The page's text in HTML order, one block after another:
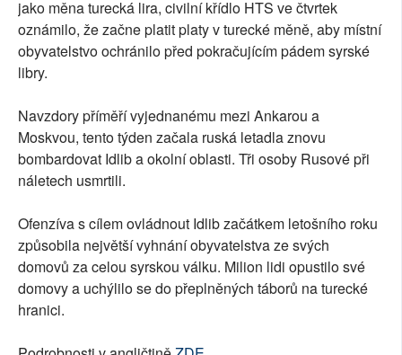
jako měna turecká lira, civilní křídlo HTS ve čtvrtek
oznámilo, že začne platit platy v turecké měně, aby místní
obyvatelstvo ochránilo před pokračujícím pádem syrské
libry.
Navzdory příměří vyjednanému mezi Ankarou a
Moskvou, tento týden začala ruská letadla znovu
bombardovat Idlib a okolní oblasti. Tři osoby Rusové při
náletech usmrtili.
Ofenzíva s cílem ovládnout Idlib začátkem letošního roku
způsobila největší vyhnání obyvatelstva ze svých
domovů za celou syrskou válku. Milion lidi opustilo své
domovy a uchýlilo se do přeplněných táborů na turecké
hranici.